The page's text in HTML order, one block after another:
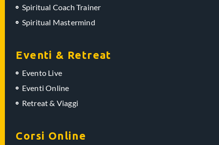
Spiritual Coach Trainer
Spiritual Mastermind
Eventi & Retreat
Evento Live
Eventi Online
Retreat & Viaggi
Corsi Online